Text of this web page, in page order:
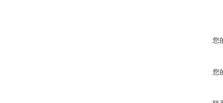
您
您